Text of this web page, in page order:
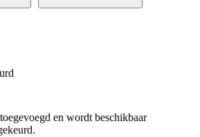
en wordt beschikbaar